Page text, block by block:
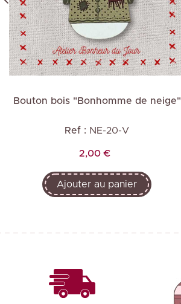
Bouton bois "Bonhomme de neige"
Ref : NE-20-V
Prix
2,00 €
Ajouter au panier